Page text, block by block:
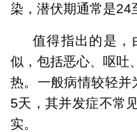
染，潜伏期通常是24
值得指出的是，
似，包括恶心、呕吐
热。一般病情较轻并
5天，其并发症不常
实。